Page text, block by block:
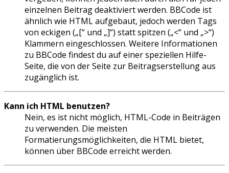
einzelnen Beitrag deaktiviert werden. BBCode ist
ähnlich wie HTML aufgebaut, jedoch werden Tags
von eckigen („[“ und „]“) statt spitzen („<“ und „>“)
Klammern eingeschlossen. Weitere Informationen
zu BBCode findest du auf einer speziellen Hilfe-
Seite, die von der Seite zur Beitragserstellung aus
zugänglich ist.
Kann ich HTML benutzen?
Nein, es ist nicht möglich, HTML-Code in Beiträgen
zu verwenden. Die meisten
Formatierungsmöglichkeiten, die HTML bietet,
können über BBCode erreicht werden.